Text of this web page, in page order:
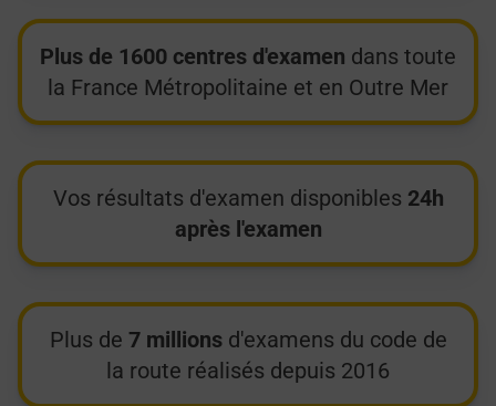
Plus de 1600 centres d'examen dans toute
la France Métropolitaine et en Outre Mer
Vos résultats d'examen disponibles 24h
après l'examen
Plus de 7 millionsd'examens du code de
la route réalisés depuis 2016